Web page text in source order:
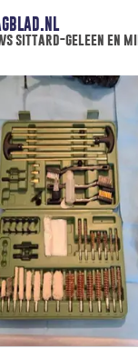
sittard-geleen en